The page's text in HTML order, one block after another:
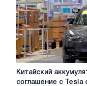
по
выпуску
литий-
ионных
батарей
Китайский
аккумуляторный
Китайский
соглашение с Tesla